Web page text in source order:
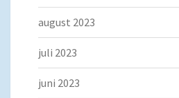
august 2023
juli 2023
juni 2023